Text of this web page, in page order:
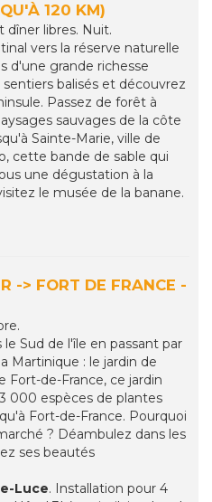
120 KM)
dîner libres. Nuit.
vers la réserve naturelle
d'une grande richesse
balisés et découvrez
Passez de forêt à
sauvages de la côte
Sainte-Marie, ville de
cette bande de sable qui
une dégustation à la
le musée de la banane.
-> FORT DE FRANCE -
Sud de l'île en passant par
Martinique : le jardin de
Fort-de-France, ce jardin
000 espèces de plantes
Fort-de-France. Pourquoi
? Déambulez dans les
ses beautés
Luce. Installation pour 4